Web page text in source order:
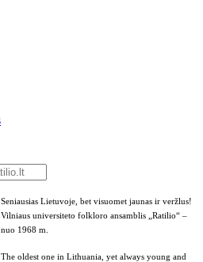
Seniausias Lietuvoje, bet visuomet jaunas ir veržlus!
Vilniaus universiteto folkloro ansamblis „Ratilio“ –
nuo 1968 m.
The oldest one in Lithuania, yet always young and